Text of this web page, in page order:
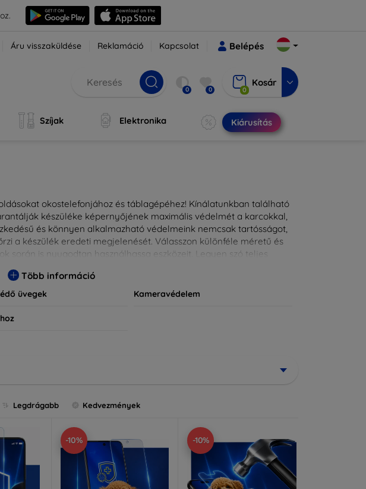
Áru visszaküldése Reklamáció Kapcsolat Belépés
0 0 0
Kosár
Szíjak Elektronika Kiárusítás
okostelefonjához és táblagépéhez! Kínálatunkban található
készüléke képernyőjének maximális védelmét a karcokkal,
és könnyen alkalmazható védelmeink nemcsak tartósságot,
a készülék eredeti megjelenését. Válasszon különféle méretű és
során is nyugodtan használhassa eszközeit. Legyen szó teljes
Több információ
üvegek Kameravédelem
Legdrágabb Kedvezmények
-10% -10%